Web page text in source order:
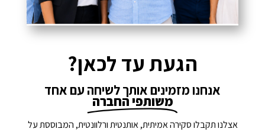
הגעת עד לכאן?
אנחנו מזמינים אותך לשיחה עם אחד
משותפי החברה
אצלנו תקבלו סקירה אמיתית, אותנטית ורלוונטית, המבוססת על